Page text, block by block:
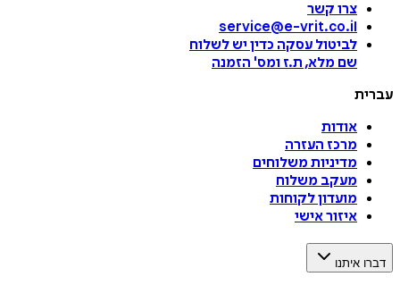
צרו קשר
service@e-vrit.co.il
לביטול עסקה כדין יש לשלוח
שם מלא, ת.ז ומס' הזמנה
עברית
אודות
מרכז העזרה
מדיניות משלוחים
מעקב משלוח
מועדון לקוחות
איזור אישי
דברו איתנו